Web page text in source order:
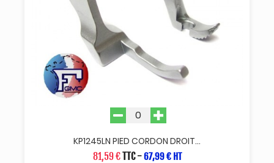
KP1245LN PIED CORDON DROIT...
81,59 €TTC-67,99 € HT